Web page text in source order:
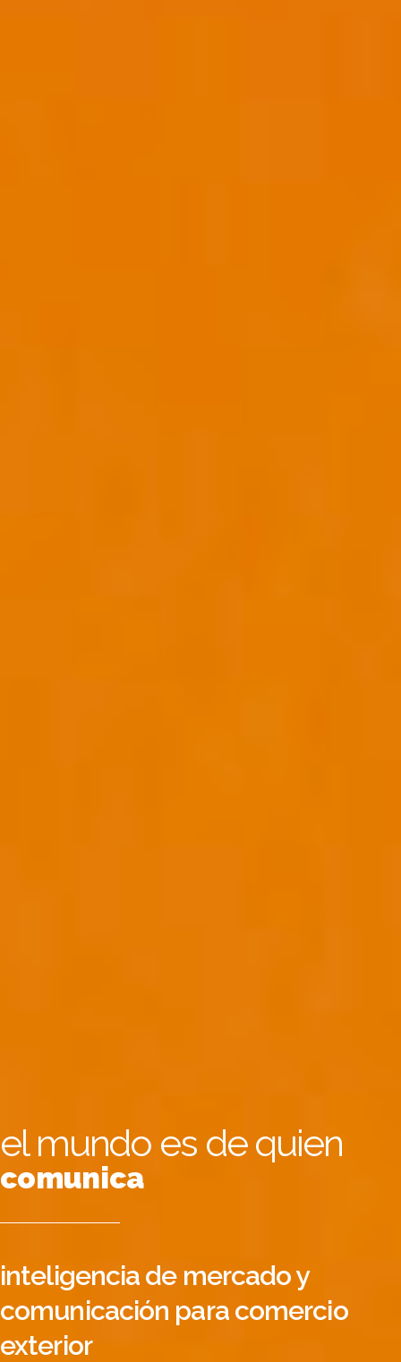
el mundo es de quien
comunica
inteligencia de mercado y
comunicación para comercio
exterior